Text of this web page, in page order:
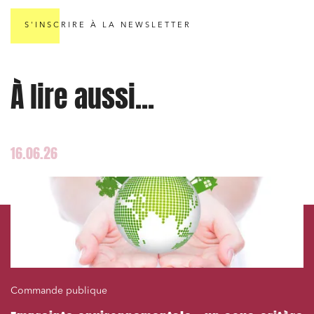
S'INSCRIRE À LA NEWSLETTER
À lire aussi...
16.06.26
Commande publique